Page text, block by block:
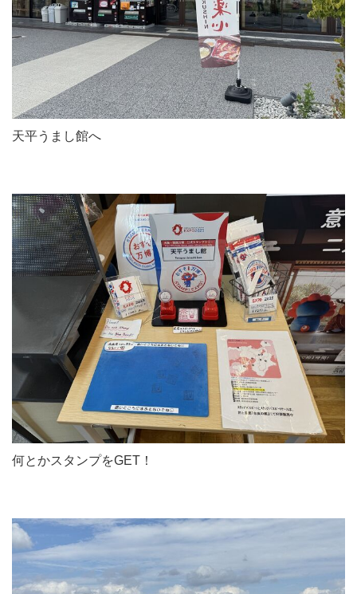
天平うまし館へ
何とかスタンプをGET！